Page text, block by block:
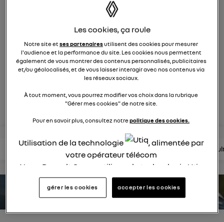
électriques
membres
nouvelle ère 100% électrique
posez une question
rejoignez
consultez la brochure
estimez votre autonomie
Les cookies, ça roule
Notre site etses partenairesutilisent des cookies pour mesurer
l'audience et la performance du site. Les cookies nous permettent
également de vous montrer des contenus personnalisés, publicitaires
et/ou géolocalisés, et de vous laisser interagir avec nos contenus via
les réseaux sociaux.
À tout moment, vous pourrez modifier vos choix dans la rubrique
"Gérer mes cookies" de notre site.
Pour en savoir plus, consultez notrepolitique des cookies.
Utilisation de la technologie
, alimentée par
votre opérateur télécom
Nous, Renault Group, utilisons la technologie Utiq
pour nos activités digitales (telles que décrites
dans cette notice de consentement) et liées à
utilisez une connexion internet fournie parun
gérer les cookies accepter les cookies